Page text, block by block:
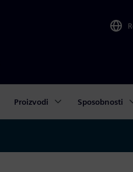
Proizvodi Sposobnosti